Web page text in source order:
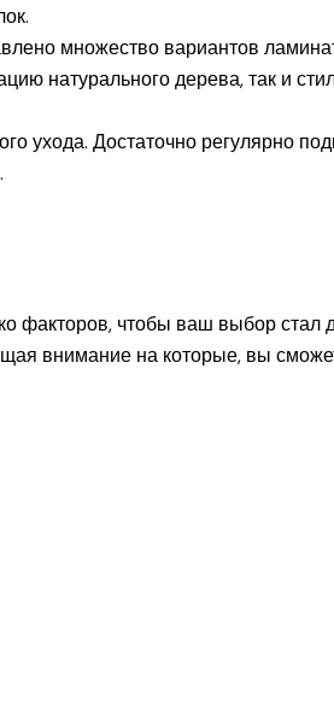
множество вариантов
натурального дерева, так и
ухода. Достаточно регулярно
факторов, чтобы ваш выбор стал
внимание на которые, вы